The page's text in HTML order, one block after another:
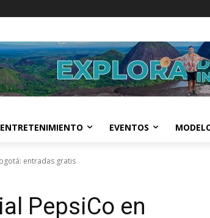
ENTRETENIMIENTO EVENTOS
entradas gratis
PepsiCo en